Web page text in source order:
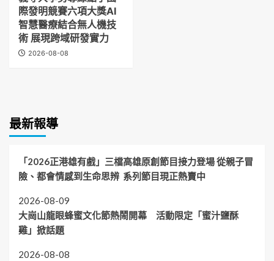
際發明競賽六項大獎AI
智慧醫療結合無人機技
術 展現跨域研發實力
2026-08-08
最新報導
「2026正港雄有戲」三檔高雄原創節目接力登場 從親子冒
險、都會情感到生命思辨 系列節目現正熱賣中
2026-08-09
大崗山龍眼蜂蜜文化節熱鬧開幕 活動限定「蜜汁鹽酥
雞」掀話題
2026-08-08